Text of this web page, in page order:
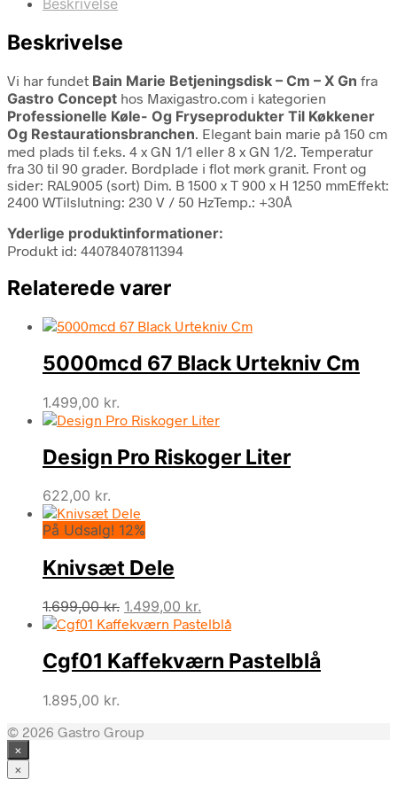
Beskrivelse
Beskrivelse
Vi har fundet Bain Marie Betjeningsdisk – Cm – X Gn fra
Gastro Concept hos Maxigastro.com i kategorien
Professionelle Køle- Og Fryseprodukter Til Køkkener
Og Restaurationsbranchen. Elegant bain marie på 150 cm
med plads til f.eks. 4 x GN 1/1 eller 8 x GN 1/2. Temperatur
fra 30 til 90 grader. Bordplade i flot mørk granit. Front og
sider: RAL9005 (sort) Dim. B 1500 x T 900 x H 1250 mmEffekt:
2400 WTilslutning: 230 V / 50 HzTemp.: +30Â
Yderlige produktinformationer:
Produkt id: 44078407811394
Relaterede varer
5000mcd 67 Black Urtekniv Cm
1.499,00 kr.
Design Pro Riskoger Liter
622,00 kr.
På Udsalg! 12%
Knivsæt Dele
1.699,00kr. Den
oprindelige
var:
1.699,00 kr..
1.499,00 kr.
aktuelle
er:
1.499,00 kr..
Cgf01 Kaffekværn Pastelblå
1.895,00 kr.
© 2026 Gastro Group
×
×